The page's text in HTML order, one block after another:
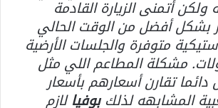
ولكن أتمنى الزيارة القادمة
بشكل أفضل من الوقت الحالي
متوفرة والجلسات الأرضية
مشكلة المطاعم اللي مثل
دائما تقارن أسعارهم بأسعار
المشابهه لذلكبوفيالازم